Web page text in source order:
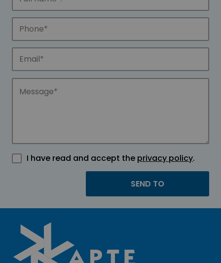
I have read and accept the privacy policy.